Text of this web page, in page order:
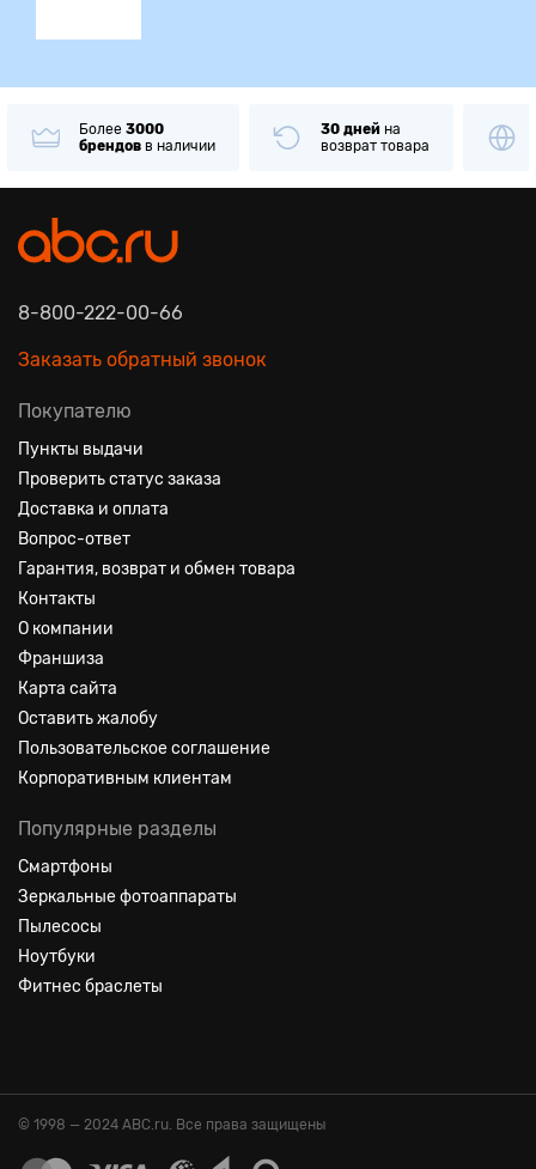
Более 3000
брендов в наличии
30 дней на
возврат товара
8-800-222-00-66
Заказать обратный звонок
Покупателю
Пункты выдачи
Проверить статус заказа
Доставка и оплата
Вопрос-ответ
Гарантия, возврат и обмен товара
Контакты
О компании
Франшиза
Карта сайта
Оставить жалобу
Пользовательское соглашение
Корпоративным клиентам
Популярные разделы
Смартфоны
Зеркальные фотоаппараты
Пылесосы
Ноутбуки
Фитнес браслеты
© 1998 — 2024 ABC.ru. Все права защищены